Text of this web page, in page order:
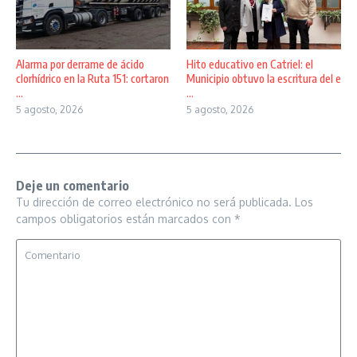
Alarma por derrame de ácido
clorhídrico en la Ruta 151: cortaron
...
5 agosto, 2026
Hito educativo en Catriel: el
Municipio obtuvo la escritura del e
...
5 agosto, 2026
Deje un comentario
Tu dirección de correo electrónico no será publicada. Los
campos obligatorios están marcados con *